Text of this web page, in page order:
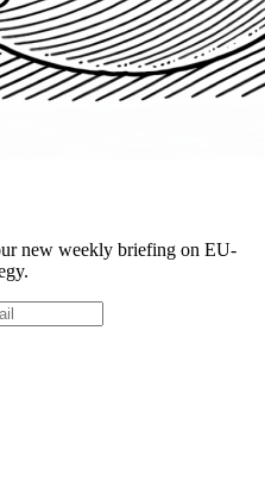
new weekly briefing on EU-